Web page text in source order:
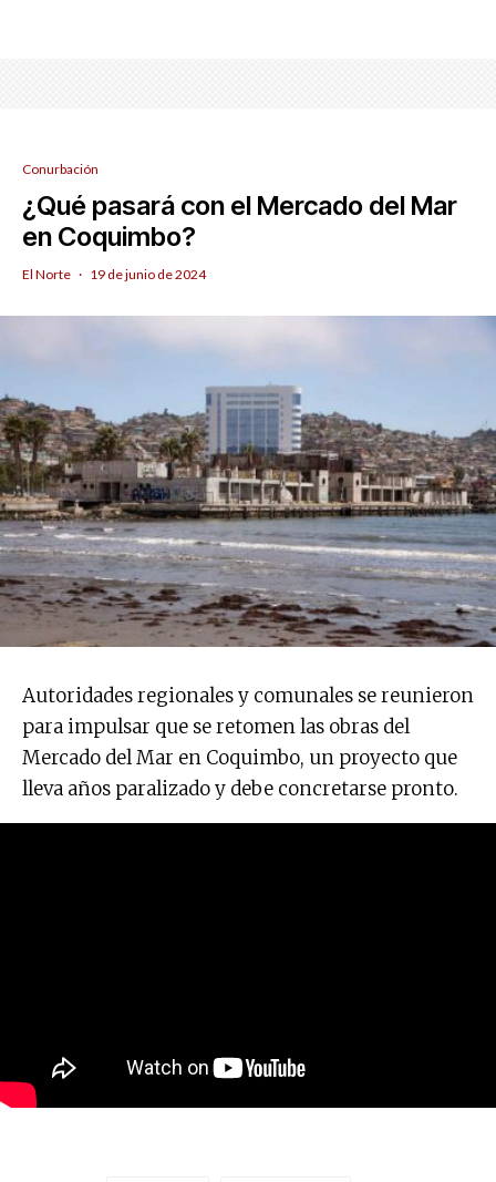
Conurbación
¿Qué pasará con el Mercado del Mar
en Coquimbo?
El Norte · 19 de junio de 2024
Autoridades regionales y comunales se reunieron
para impulsar que se retomen las obras del
Mercado del Mar en Coquimbo, un proyecto que
lleva años paralizado y debe concretarse pronto.